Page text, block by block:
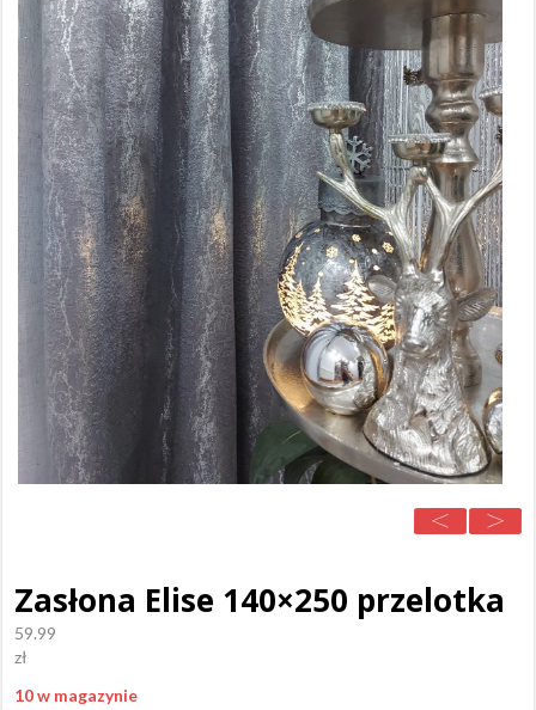
Zasłona Elise 140×250 przelotka
59.99
zł
10 w magazynie